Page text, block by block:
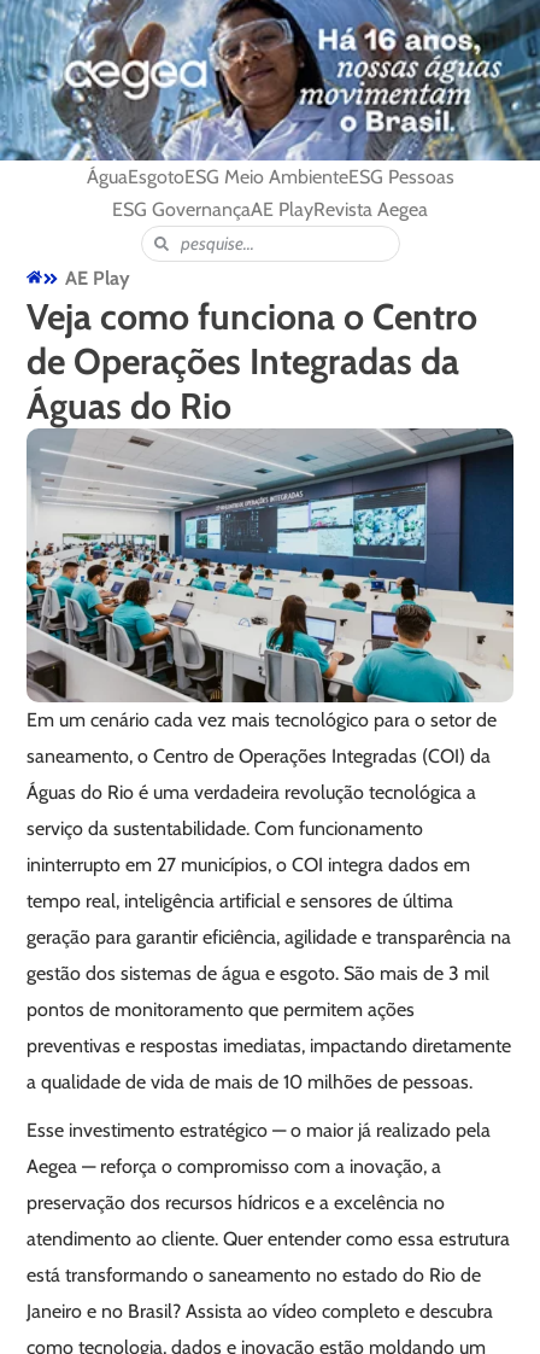
ÁguaEsgotoESG Meio AmbienteESG Pessoas
ESG GovernançaAE PlayRevista Aegea
AE Play
Veja como funciona o Centro
de Operações Integradas da
Águas do Rio
Em um cenário cada vez mais tecnológico para o setor de
saneamento, o Centro de Operações Integradas (COI) da
Águas do Rio é uma verdadeira revolução tecnológica a
serviço da sustentabilidade. Com funcionamento
ininterrupto em 27 municípios, o COI integra dados em
tempo real, inteligência artificial e sensores de última
geração para garantir eficiência, agilidade e transparência na
gestão dos sistemas de água e esgoto. São mais de 3 mil
pontos de monitoramento que permitem ações
preventivas e respostas imediatas, impactando diretamente
a qualidade de vida de mais de 10 milhões de pessoas.
Esse investimento estratégico — o maior já realizado pela
Aegea — reforça o compromisso com a inovação, a
preservação dos recursos hídricos e a excelência no
atendimento ao cliente. Quer entender como essa estrutura
está transformando o saneamento no estado do Rio de
Janeiro e no Brasil? Assista ao vídeo completo e descubra
como tecnologia, dados e inovação estão moldando um